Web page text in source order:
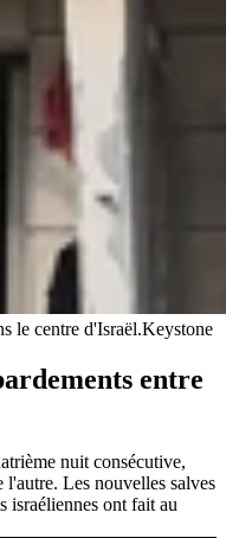
le centre d'Israël.Keystone
entre
nuit consécutive,
l'autre. Les nouvelles salves
israéliennes ont fait au